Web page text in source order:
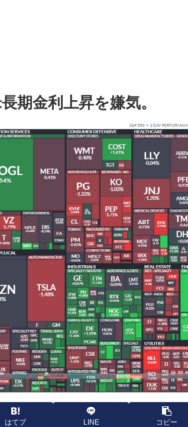
期金利上昇を嫌気。
はてブ LINE コピー